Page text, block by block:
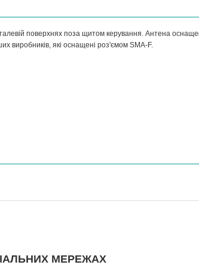
поверхнях поза щитом керування. Антена
виробників, які оснащені роз'ємом SMA-F.
МЕРЕЖАХ